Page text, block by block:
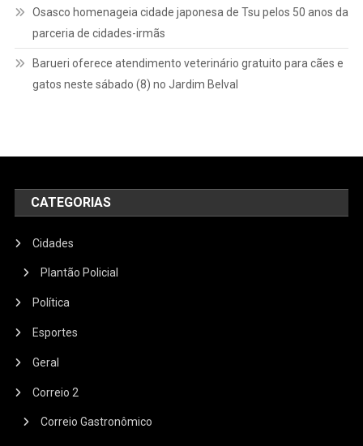
Osasco homenageia cidade japonesa de Tsu pelos 50 anos da
parceria de cidades-irmãs
Barueri oferece atendimento veterinário gratuito para cães e
gatos neste sábado (8) no Jardim Belval
CATEGORIAS
Cidades
Plantão Policial
Política
Esportes
Geral
Correio 2
Correio Gastronômico